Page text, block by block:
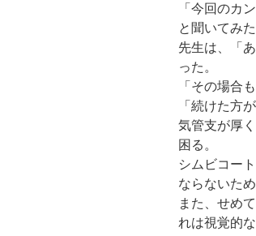
「今回のカ
と聞いてみた
先生は、「
った。
「その場合
「続けた方
気管支が厚
困る。
シムビコー
ならないた
また、せめ
れは視覚的